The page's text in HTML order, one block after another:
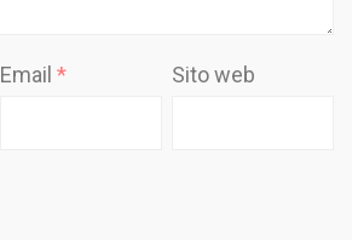
Email* Sito web